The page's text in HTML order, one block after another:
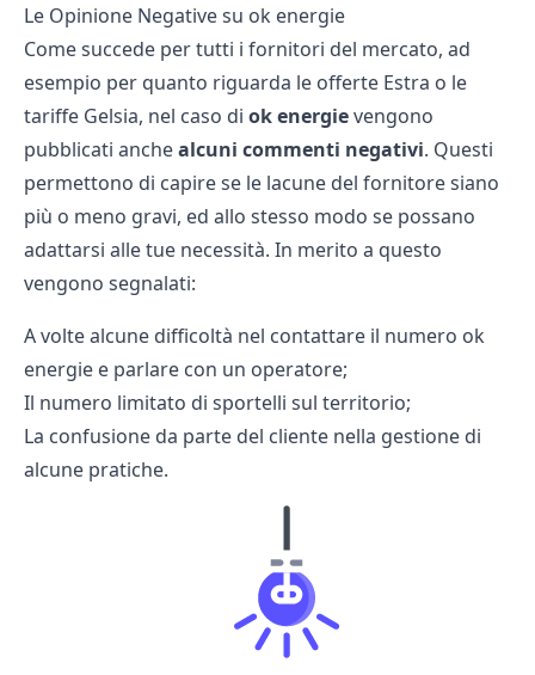
Le Opinione Negative su ok energie
Come succede per tutti i fornitori del mercato, ad
esempio per quanto riguarda le offerte Estra o le
tariffe Gelsia, nel caso di ok energievengono
pubblicati anchealcuni commenti negativi. Questi
permettono di capire se le lacune del fornitore siano
più o meno gravi, ed allo stesso modo se possano
adattarsi alle tue necessità. In merito a questo
vengono segnalati:
A volte alcune difficoltà nel contattare il numero ok
energie e parlare con un operatore;
Il numero limitato di sportelli sul territorio;
La confusione da parte del cliente nella gestione di
alcune pratiche.